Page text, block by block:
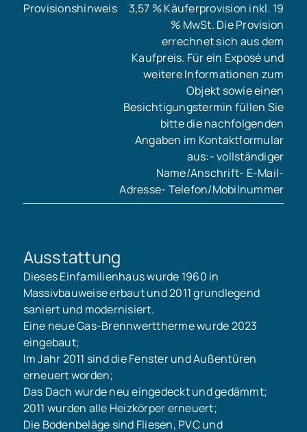
Provisionshinweis
3,57 % Käuferprovision inkl. 19
% MwSt. Die Provision
errechnet sich aus dem
Kaufpreis. Für ein Exposé und
weitere Informationen zum
Objekt sowie einen
Besichtigungstermin füllen Sie
bitte die nachfolgenden
Angaben im Kontaktformular
aus:- vollständiger
Name/Anschrift- E-Mail-
Adresse- Telefon/Mobilnummer
Ausstattung
Dieses Einfamilienhaus wurde 1960 in
Massivbauweise erbaut und 2011 grundlegend
saniert und modernisiert.
Eine neue Gas-Brennwerttherme wurde 2023
eingebaut;
Im Jahr 2011 sind die Fenster und Außentüren
erneuert worden;
Das Dach wurde neu eingedeckt und gedämmt;
2011 wurden alle Heizkörper erneuert;
Die Bodenbeläge sind Fliesen, PVC und